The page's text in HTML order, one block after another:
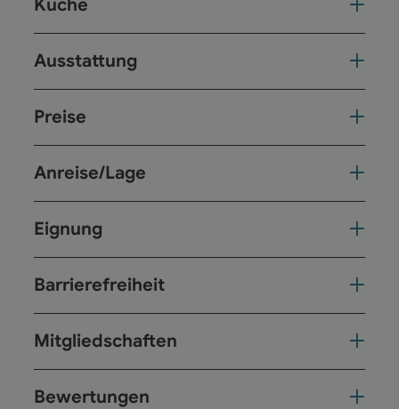
Küche
Ausstattung
Preise
Anreise/Lage
Eignung
Barrierefreiheit
Mitgliedschaften
Bewertungen